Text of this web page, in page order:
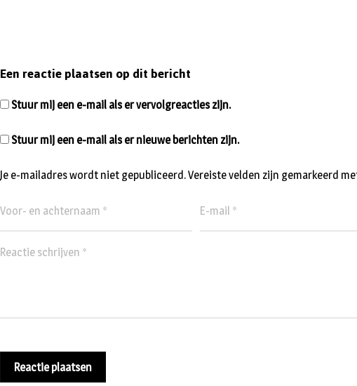
Een reactie plaatsen op dit bericht
Je e-mailadres wordt niet gepubliceerd.Vereiste velden zijn gemarkeerd
Stuur mij een e-mail als er vervolgreacties zijn.
Stuur mij een e-mail als er nieuwe berichten zijn.